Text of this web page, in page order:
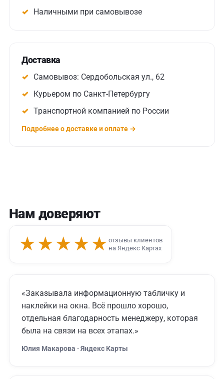
Наличными при самовывозе
Доставка
Самовывоз: Сердобольская ул., 62
Курьером по Санкт-Петербургу
Транспортной компанией по России
Подробнее о доставке и оплате →
Нам доверяют
★★★★★ отзывы клиентов
на Яндекс Картах
«Заказывала информационную табличку и
наклейки на окна. Всё прошло хорошо,
отдельная благодарность менеджеру, которая
была на связи на всех этапах.»
Юлия Макарова · Яндекс Карты